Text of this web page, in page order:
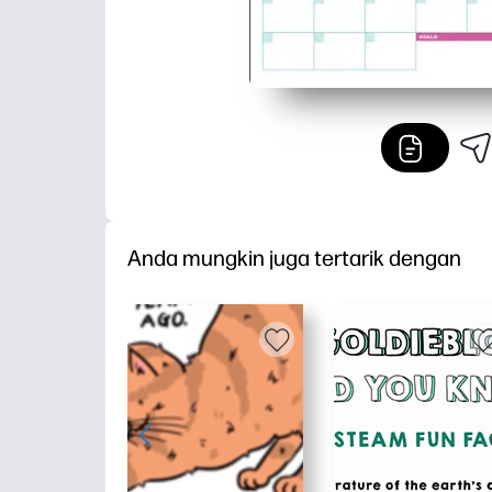
Anda mungkin juga tertarik dengan